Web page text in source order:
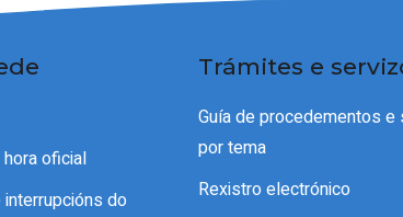
oficial
do
Trámites e
Guía de procedementos
por tema
Rexistro electrónico